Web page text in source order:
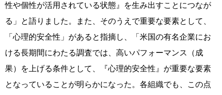
性や個性が活用されている状態』を生み出すことにつなが
る」と語りました。また、そのうえで重要な要素として、
「心理的安全性」があると指摘し、「米国の有名企業にお
ける長期間にわたる調査では、高いパフォーマンス（成
果）を上げる条件として、『心理的安全性』が重要な要素
となっていることが明らかになった。各組織でも、この点